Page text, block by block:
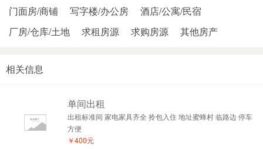
门面房/商铺
写字楼/办公房
酒店/公寓/民宿
厂房/仓库/土地
求租房源 求购房源 其他房产
相关信息
单间出租
出租标准间 家电家具齐全 拎包入住 地址蜜蜂村 临路边 停车
方便
￥400元